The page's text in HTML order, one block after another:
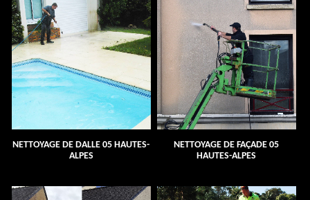
NETTOYAGE DE DALLE 05 HAUTES-
ALPES
NETTOYAGE DE FAÇADE 05
HAUTES-ALPES